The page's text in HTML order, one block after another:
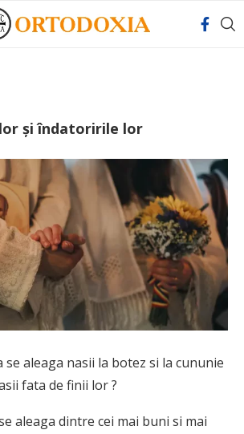
și îndatoririle lor
se aleaga nasii la botez si la cununie
fata de finii lor ?
aleaga dintre cei mai buni si mai